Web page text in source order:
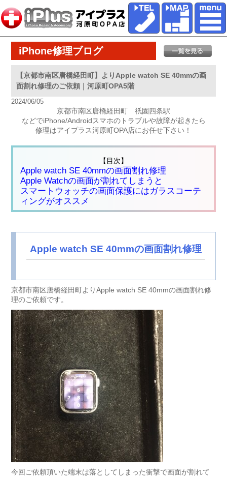
iPhone修理ブログ
【京都市南区唐橋経田町】よりApple watch SE 40mmの画
面割れ修理のご依頼｜河原町OPA5階
2024/06/05
京都市南区唐橋経田町 祇園四条駅
などでiPhone/Androidスマホのトラブルや故障が起きたら
修理はアイプラス河原町OPA店にお任せ下さい！
【目次】
Apple watch SE 40mmの画面割れ修理
Apple Watchの画面が割れてしまうと
スマートウォッチの画面保護にはガラスコーテ
ィングがオススメ
Apple watch SE 40mmの画面割れ修理
京都市南区唐橋経田町よりApple watch SE 40mmの画面割れ修
理のご依頼です。
今回ご依頼頂いた端末は落としてしまった衝撃で画面が割れて